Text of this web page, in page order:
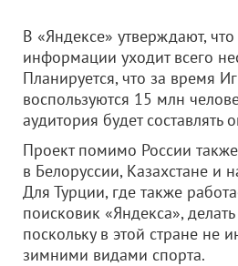
В «Яндексе» утверждают,
информации уходит всего
Планируется, что за время
воспользуются 15 млн
аудитория будет составлять
Проект помимо России
в Белоруссии, Казахстане и
Для Турции, где также
поисковик «Яндекса»,
поскольку в этой стране не
зимними видами спорта.